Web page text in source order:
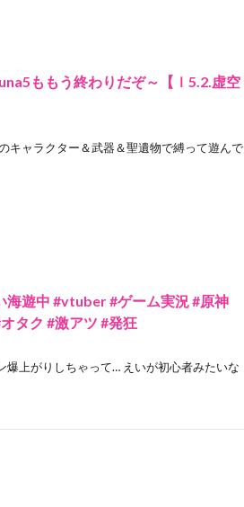
ももう終わりだぞ～【ｌ5.2.虚空
キャラクター＆武器＆聖遺物で縛って遊んで
遊中 #vtuber #ゲーム実況 #原神
タク #激アツ #発狂
爆上がりしちゃって… えいが初心者みたいな